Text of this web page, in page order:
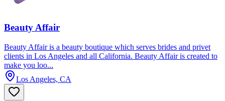
Beauty Affair
Beauty Affair is a beauty boutique which serves brides and privet
clients in Los Angeles and all California. Beauty Affair is created to
make you loo...
Los Angeles, CA